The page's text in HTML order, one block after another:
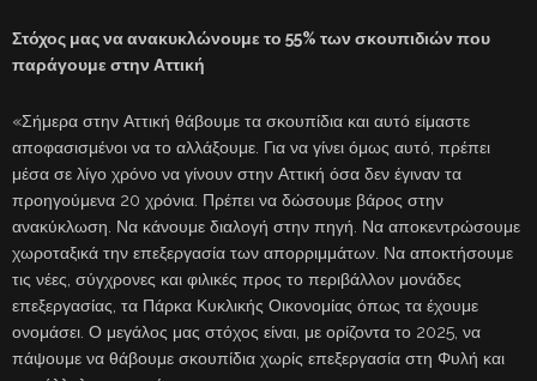
Στόχος μας να ανακυκλώνουμε το 55% των σκουπιδιών που
παράγουμε στην Αττική
«Σήμερα στην Αττική θάβουμε τα σκουπίδια και αυτό είμαστε
αποφασισμένοι να το αλλάξουμε. Για να γίνει όμως αυτό, πρέπει
μέσα σε λίγο χρόνο να γίνουν στην Αττική όσα δεν έγιναν τα
προηγούμενα 20 χρόνια. Πρέπει να δώσουμε βάρος στην
ανακύκλωση. Να κάνουμε διαλογή στην πηγή. Να αποκεντρώσουμε
χωροταξικά την επεξεργασία των απορριμμάτων. Να αποκτήσουμε
τις νέες, σύγχρονες και φιλικές προς το περιβάλλον μονάδες
επεξεργασίας, τα Πάρκα Κυκλικής Οικονομίας όπως τα έχουμε
ονομάσει. Ο μεγάλος μας στόχος είναι, με ορίζοντα το 2025, να
πάψουμε να θάβουμε σκουπίδια χωρίς επεξεργασία στη Φυλή και